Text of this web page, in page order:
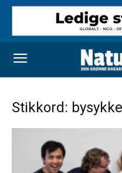
Stikkord: bysykkel